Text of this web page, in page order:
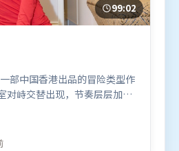
99:02
部中国香港出品的冒险类型作
对峙交替出现，节奏层层加
刻画各有弧光，配角亦承担
执导，基里安·墨菲、提莫西
怡、弗洛伦丝·皮尤等联袂